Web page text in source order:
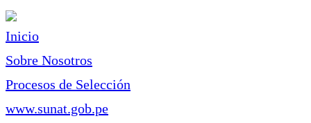
Inicio
Sobre Nosotros
Procesos de Selección
www.sunat.gob.pe